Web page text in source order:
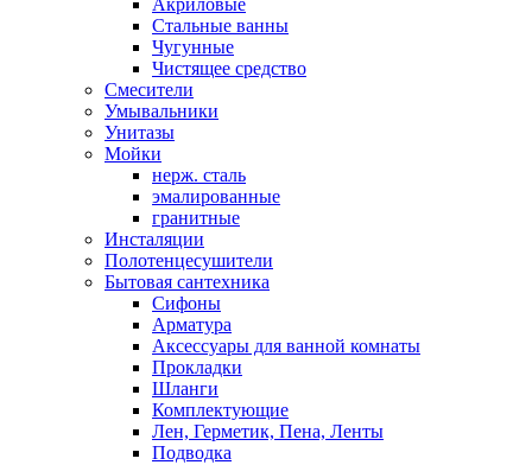
Акриловые
Стальные ванны
Чугунные
Чистящее средство
Смесители
Умывальники
Унитазы
Мойки
нерж. сталь
эмалированные
гранитные
Инсталяции
Полотенцесушители
Бытовая сантехника
Сифоны
Арматура
Аксессуары для ванной комнаты
Прокладки
Шланги
Комплектующие
Лен, Герметик, Пена, Ленты
Подводка